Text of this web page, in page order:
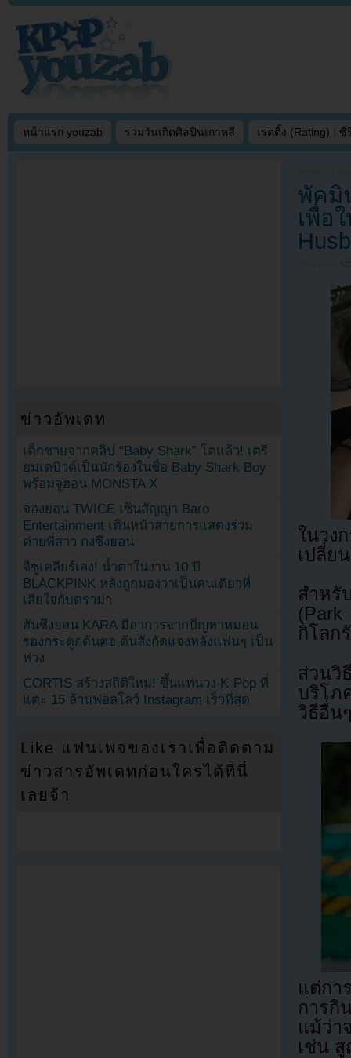
หน้าแรก youzab รวมวันเกิดศิลปินเกาหลี เรตติ้ง (Rating) : ซี
พัคมิ
เพื่อ
ในวง
เปลี่ย
สำหรั
กิโลก
ส่วนวิ
บริโภ
วิธีอื่น
แต่กา
การกิ
แม้ว่า
เช่น
ข่าวอัพเดท
เด็กชายจากคลิป “Baby Shark” โตแล้ว! เตรี
ยมเดบิวต์เป็นนักร้องในชื่อ Baby Shark Boy
พร้อมจูฮอน MONSTA X
จองยอน TWICE เซ็นสัญญา Baro
Entertainment เดินหน้าสายการแสดงร่วม
ค่ายพี่สาว กงซึงยอน
จีซูเคลียร์เอง! น้ำตาในงาน 10 ปี
BLACKPINK หลังถูกมองว่าเป็นคนเดียวที่
เสียใจกับดราม่า
ฮันซึงยอน KARA มีอาการจากปัญหาหมอน
รองกระดูกต้นคอ ต้นสังกัดแจงหลังแฟนๆ เป็น
ห่วง
CORTIS สร้างสถิติใหม่! ขึ้นแท่นวง K-Pop ที่
แตะ 15 ล้านฟอลโลว์ Instagram เร็วที่สุด
Like แฟนเพจของเราเพื่อติดตาม
ข่าวสารอัพเดทก่อนใครได้ที่นี่
เลยจ้า